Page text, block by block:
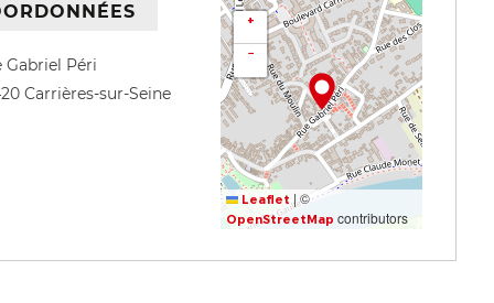
Gabriel Péri
Carrières-sur-Seine
+
−
Leaflet |©
OpenStreetMap contributors